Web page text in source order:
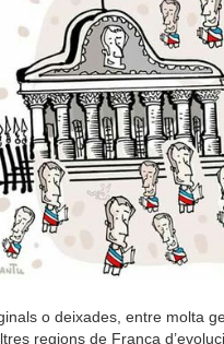
o deixades, entre molta
regions de França